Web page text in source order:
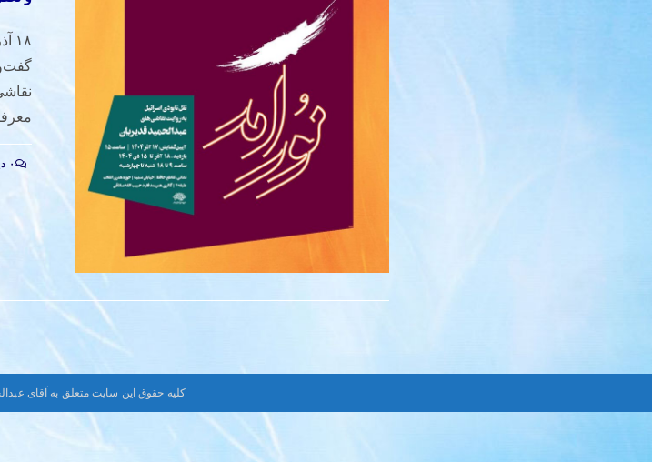
۰ دیدگاه
کلیه حقوق این سایت متعلق به آقای